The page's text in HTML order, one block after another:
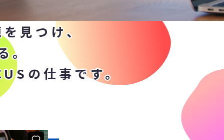
見つけ、
。
の仕事です。